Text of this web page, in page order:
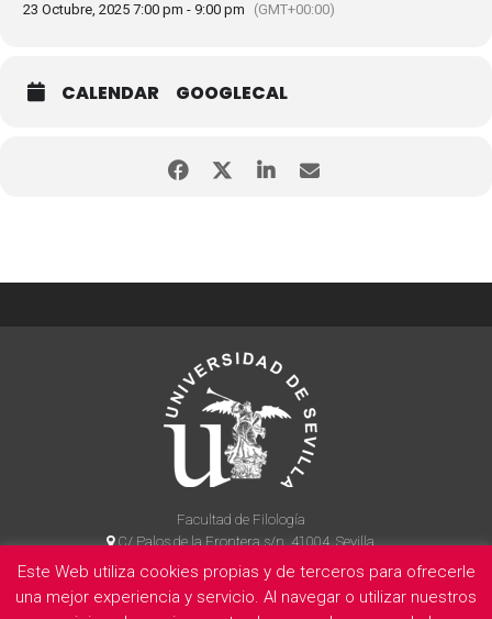
23 Octubre, 2025 7:00 pm - 9:00 pm (GMT+00:00)
CALENDAR GOOGLECAL
Facultad de Filología
C/ Palos de la Frontera s/n, 41004, Sevilla
954 55 14 90
Este Web utiliza cookies propias y de terceros para ofrecerle
una mejor experiencia y servicio. Al navegar o utilizar nuestros